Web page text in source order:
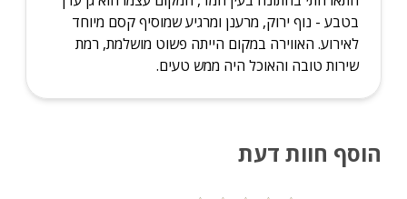
חוות דעת שקיבלנו על המקום
נהוראי
בטבע - נוף ירוק, מרענן ומרגיע שמוסיף קסם מיוחד